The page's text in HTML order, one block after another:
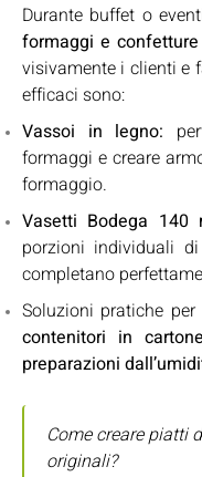
Durante buffet o
formaggi e confetture
visivamente i clienti e
efficaci sono:
Vassoi in legno:
formaggi e creare
formaggio.
Vasetti Bodega
porzioni individuali
completano
Soluzioni pratiche
contenitori in
preparazioni
Come creare piatti
originali?